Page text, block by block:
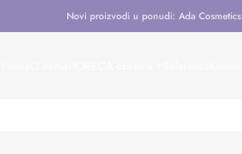
Novi proizvodi u ponudi: Ada Cosmetics